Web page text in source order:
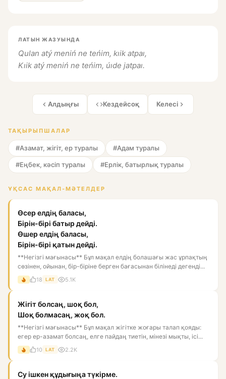
ЛАТЫН ЖАЗУЫНДА
Qulan atý meniń ne teńim, kıik atpaı,
Kıik atý meniń ne teńim, úıde jatpaı.
Алдыңғы Кездейсоқ Келесі
ТАҚЫРЫПШАЛАР
#Азамат, жігіт, ер туралы #Адам туралы
#Еңбек, кәсіп туралы #Ерлік, батырлық туралы
ҰҚСАС МАҚАЛ-МӘТЕЛДЕР
Өсер елдің баласы,
Бірін-бірі батыр дейді.
Өшер елдің баласы,
Бірін-бірі қатын дейді.
**Негізгі мағынасы** Бұл мақал елдің болашағы жас ұрпақтың
сөзінен, ойынан, бір-біріне берген бағасынан білінеді дегенді...
18 LAT 5.1K
Жігіт болсаң, шоқ бол,
Шоқ болмасаң, жоқ бол.
**Негізгі мағынасы** Бұл мақал жігітке жоғары талап қояды:
егер ер-азамат болсаң, елге пайдаң тиетін, мінезі мықты, ісі...
10 LAT 2.2K
Су ішкен құдығыңа түкірме.